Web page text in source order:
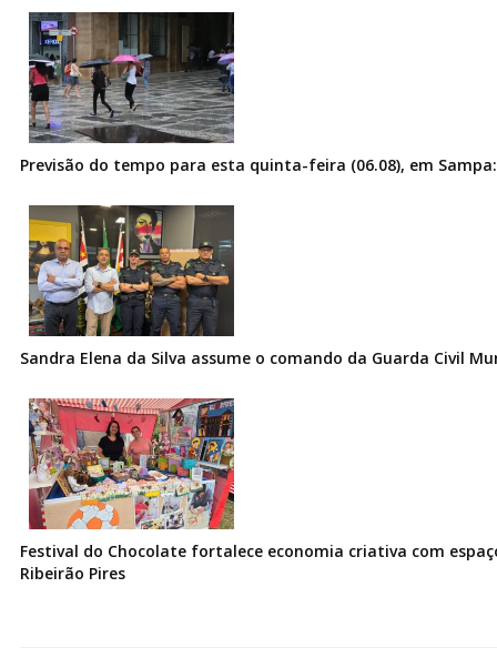
Previsão do tempo para esta quinta-feira (06.08), em
Sandra Elena da Silva assume o comando da Guarda Civil
Festival do Chocolate fortalece economia criativa com
Ribeirão Pires